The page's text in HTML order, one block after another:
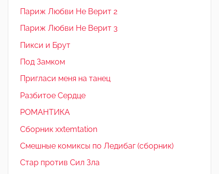
Париж Любви Не Верит 2
Париж Любви Не Верит 3
Пикси и Брут
Под Замком
Пригласи меня на танец
Разбитое Сердце
РОМАНТИКА
Сборник xxtemtation
Смешные комиксы по Ледибаг (сборник)
Стар против Сил Зла